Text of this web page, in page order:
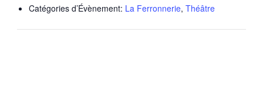
Catégories d’Évènement: La Ferronnerie, Théâtre